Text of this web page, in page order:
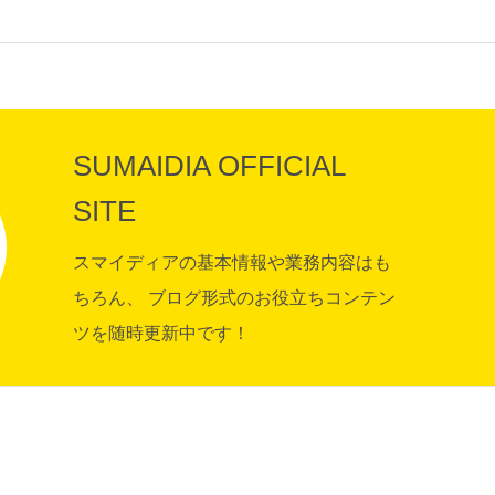
SUMAIDIA OFFICIAL
SITE
スマイディアの基本情報や業務内容はも
ちろん、 ブログ形式のお役立ちコンテン
ツを随時更新中です！